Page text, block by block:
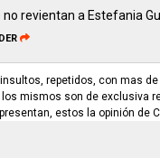
no revientan a Estefania
repetidos, con mas
mismos son de exclusiva
estos la opinión de